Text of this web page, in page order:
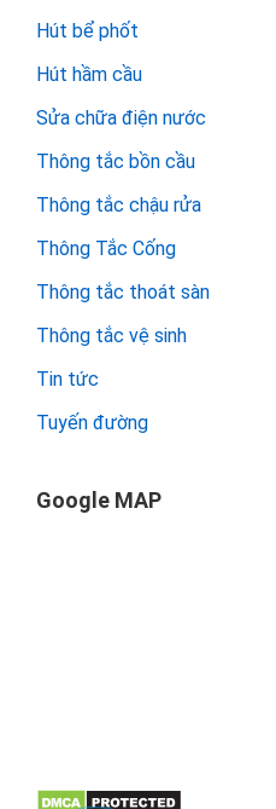
Hút bể phốt
Hút hầm cầu
Sửa chữa điện nước
Thông tắc bồn cầu
Thông tắc chậu rửa
Thông Tắc Cống
Thông tắc thoát sàn
Thông tắc vệ sinh
Tin tức
Tuyến đường
Google MAP